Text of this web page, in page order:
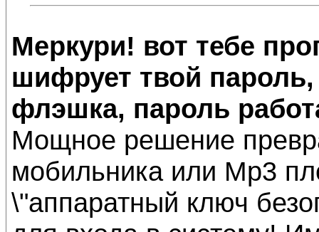
Меркури! вот тебе
шифрует твой
флэшка, пароль
Мощное решение
мобильника или Mp3
\"аппаратный ключ